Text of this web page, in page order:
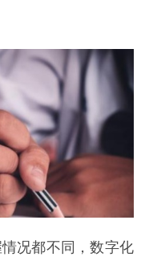
况都不同，数字化